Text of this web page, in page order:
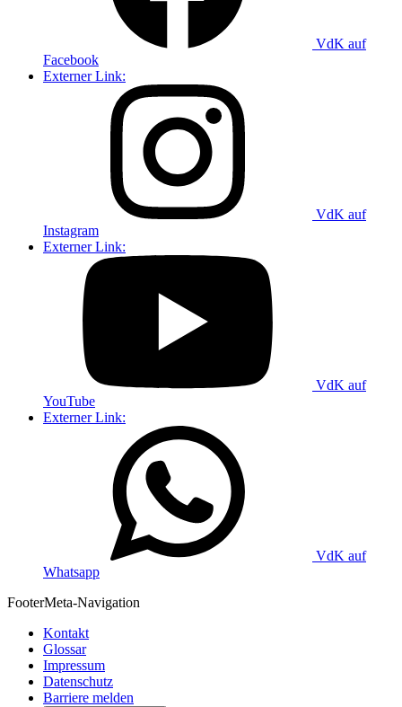
VdK auf
Facebook
Externer Link:
VdK auf
Instagram
Externer Link:
VdK auf
YouTube
Externer Link:
VdK auf
Whatsapp
FooterMeta-Navigation
Kontakt
Glossar
Impressum
Datenschutz
Barriere melden